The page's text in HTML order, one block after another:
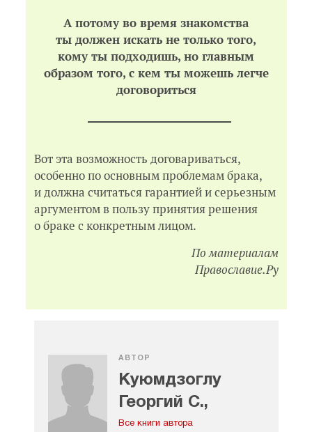
А потому во время знакомства
ты должен искать не только того,
кому ты подходишь, но главным
образом того, с кем ты можешь легче
договориться
Вот эта возможность договариваться,
особенно по основным проблемам брака,
и должна считаться гарантией и серьезным
аргументом в пользу принятия решения
о браке с конкретным лицом.
По материалам
Православие.Ру
АВТОР
Куюмдзоглу
Георгий С.,
протопресвитер
Все книги автора